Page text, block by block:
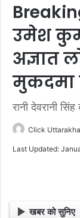
उमेश
अज्ञात
मुकदमा
रानी देवरानी
Click
Last Updated:
खबर को सुनिए